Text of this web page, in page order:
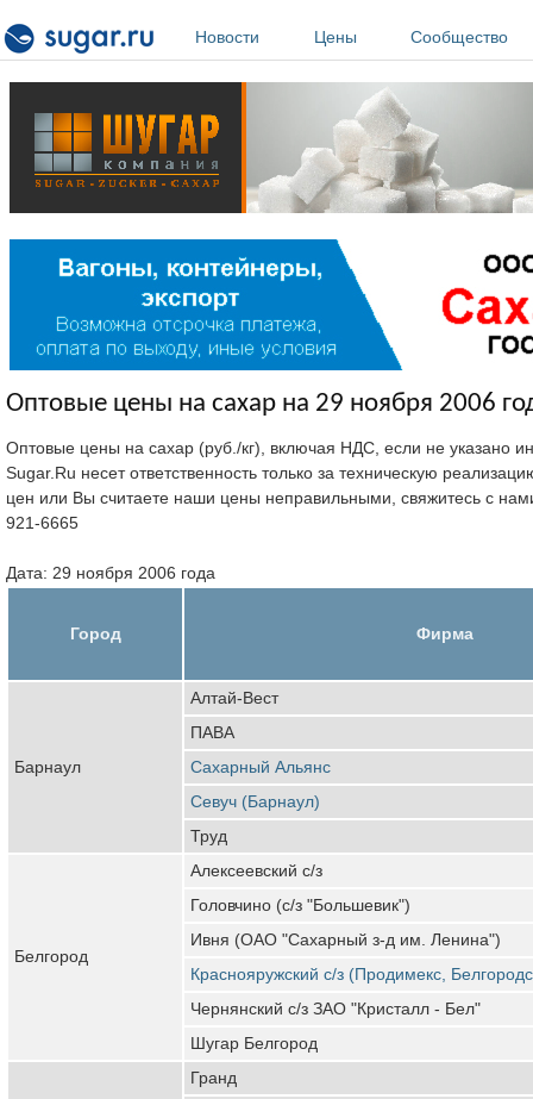
Новости
Цены Сообщество
Оптовые цены на сахар на 29 ноября 2006
Оптовые цены на сахар (руб./кг), включая НДС, если не указано
Sugar.Ru несет ответственность только за техническую
цен или Вы считаете наши цены неправильными, свяжитесь с
921-6665
Дата: 29 ноября 2006 года
Город Фирма
Барнаул
Алтай-Вест
ПАВА
Сахарный Альянс
Севуч (Барнаул)
Труд
Белгород
Алексеевский с/з
Головчино (с/з "Большевик")
Ивня (ОАО "Сахарный з-д им. Ленина")
Краснояружский с/з (Продимекс,
Чернянский с/з ЗАО "Кристалл - Бел"
Шугар Белгород
Гранд